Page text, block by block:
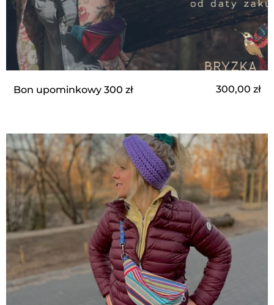
Bon upominkowy 300 zł 300,00 zł